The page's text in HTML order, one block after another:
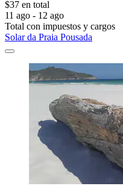
$37 en total
11 ago - 12 ago
Total con impuestos y cargos
Solar da Praia Pousada